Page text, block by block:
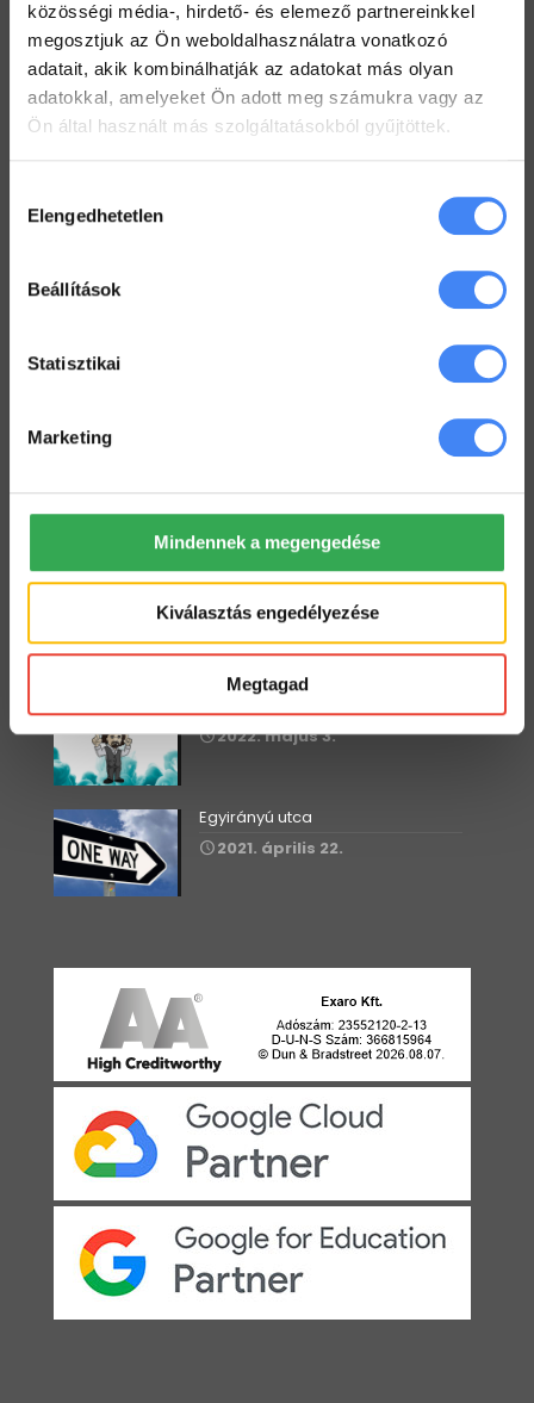
közösségi média-, hirdető- és elemező partnereinkkel
megosztjuk az Ön weboldalhasználatra vonatkozó
adatait, akik kombinálhatják az adatokat más olyan
adatokkal, amelyeket Ön adott meg számukra vagy az
Ön által használt más szolgáltatásokból gyűjtöttek.
kiválasztása
Elengedhetetlen
Beállítások
Statisztikai
Marketing
Mindennek a megengedése
Kiválasztás engedélyezése
Megtagad
2022. július 25.
Hogyan ellenőrizd a kijelölt feladataid a Drive-ban
2022. július 19.
Hogyan tarts minden Gmail mappát szem előtt?
Dolgozz zip fájlokkal a Drive-ban
Google Workspace vs. MS365 –
Google Drive – az első lépések
2022. június 3.
Megkönyörült a Google
2022. május 18.
2022. május 3.
Egyirányú utca
2021. április 22.